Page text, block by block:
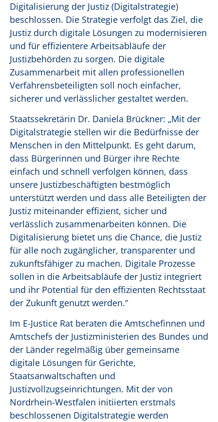
Digitalisierung der Justiz (Digitalstrategie)
beschlossen. Die Strategie verfolgt das Ziel, die
Justiz durch digitale Lösungen zu modernisieren
und für effizientere Arbeitsabläufe der
Justizbehörden zu sorgen. Die digitale
Zusammenarbeit mit allen professionellen
Verfahrensbeteiligten soll noch einfacher,
sicherer und verlässlicher gestaltet werden.
Staatssekretärin Dr. Daniela Brückner: „Mit der
Digitalstrategie stellen wir die Bedürfnisse der
Menschen in den Mittelpunkt. Es geht darum,
dass Bürgerinnen und Bürger ihre Rechte
einfach und schnell verfolgen können, dass
unsere Justizbeschäftigten bestmöglich
unterstützt werden und dass alle Beteiligten der
Justiz miteinander effizient, sicher und
verlässlich zusammenarbeiten können. Die
Digitalisierung bietet uns die Chance, die Justiz
für alle noch zugänglicher, transparenter und
zukunftsfähiger zu machen. Digitale Prozesse
sollen in die Arbeitsabläufe der Justiz integriert
und ihr Potential für den effizienten Rechtsstaat
der Zukunft genutzt werden.“
Im E-Justice Rat beraten die Amtschefinnen und
Amtschefs der Justizministerien des Bundes und
der Länder regelmäßig über gemeinsame
digitale Lösungen für Gerichte,
Staatsanwaltschaften und
Justizvollzugseinrichtungen. Mit der von
Nordrhein-Westfalen initiierten erstmals
beschlossenen Digitalstrategie werden